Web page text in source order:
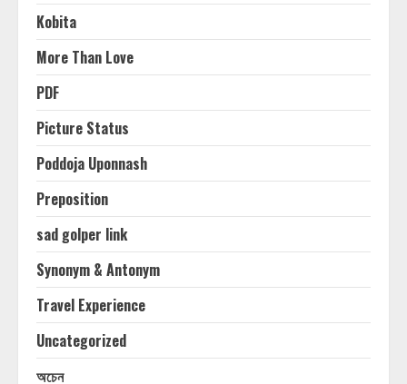
Kobita
More Than Love
PDF
Picture Status
Poddoja Uponnash
Preposition
sad golper link
Synonym & Antonym
Travel Experience
Uncategorized
অচেন